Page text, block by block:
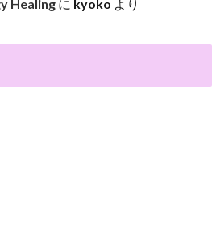
Healing に kyoko より